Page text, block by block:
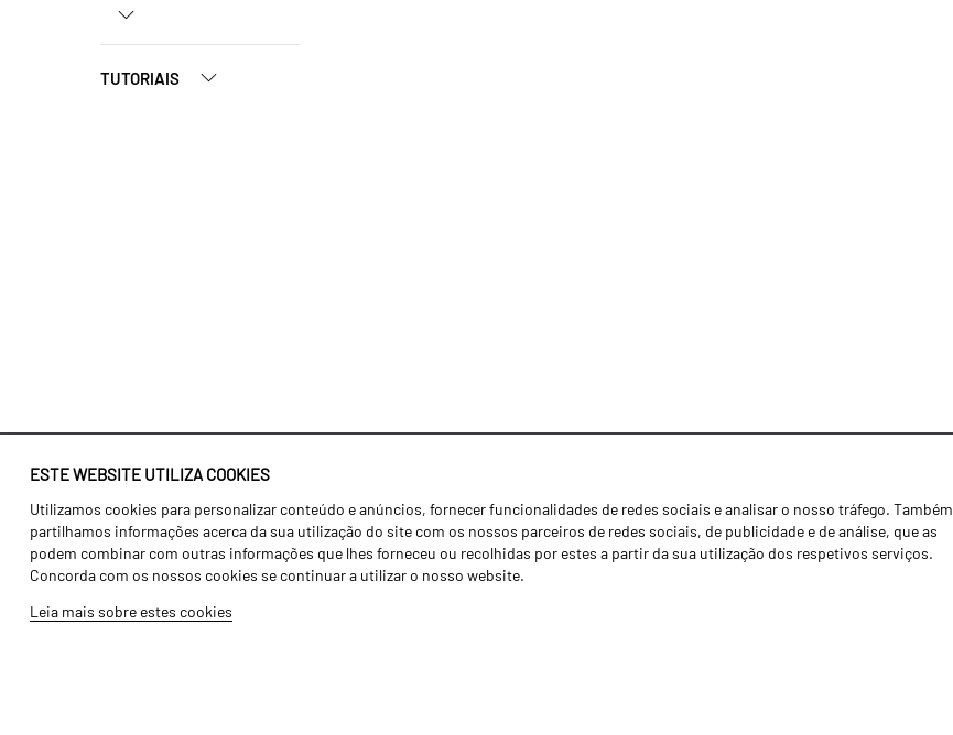
ESTE WEBSITE UTILIZA COOKIES
Utilizamos cookies para personalizar conteúdo e anúncios, fornecer funcionalidades de redes sociais e analisar o nosso tráfego. Também
partilhamos informações acerca da sua utilização do site com os nossos parceiros de redes sociais, de publicidade e de análise, que as
podem combinar com outras informações que lhes forneceu ou recolhidas por estes a partir da sua utilização dos respetivos serviços.
Concorda com os nossos cookies se continuar a utilizar o nosso website.
Leia mais sobre estes cookies
TUTORIAIS
Identidade
História
Fábrica / Produção
Recursos Humanos
Agricultura
Transportes
Gama Floresta
Notícias
Concessionários